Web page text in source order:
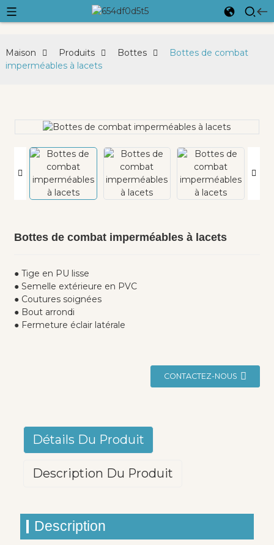
Maison Produits Bottes
Bottes de combat
imperméables à lacets
Bottes de combat imperméables à lacets
● Tige en PU lisse
● Semelle extérieure en PVC
● Coutures soignées
● Bout arrondi
● Fermeture éclair latérale
CONTACTEZ-NOUS
Détails Du Produit
Description Du Produit
Description